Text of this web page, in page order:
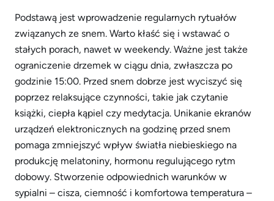
Podstawą jest wprowadzenie regularnych rytuałów
związanych ze snem. Warto kłaść się i wstawać o
stałych porach, nawet w weekendy. Ważne jest także
ograniczenie drzemek w ciągu dnia, zwłaszcza po
godzinie 15:00. Przed snem dobrze jest wyciszyć się
poprzez relaksujące czynności, takie jak czytanie
książki, ciepła kąpiel czy medytacja. Unikanie ekranów
urządzeń elektronicznych na godzinę przed snem
pomaga zmniejszyć wpływ światła niebieskiego na
produkcję melatoniny, hormonu regulującego rytm
dobowy. Stworzenie odpowiednich warunków w
sypialni – cisza, ciemność i komfortowa temperatura –